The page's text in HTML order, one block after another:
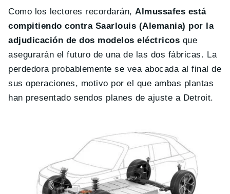
Como los lectores recordarán,Almussafes está
compitiendo contra Saarlouis (Alemania) por la
adjudicación de dos modelos eléctricos que
asegurarán el futuro de una de las dos fábricas. La
perdedora probablemente se vea abocada al final de
sus operaciones, motivo por el que ambas plantas
han presentado sendos planes de ajuste a Detroit.